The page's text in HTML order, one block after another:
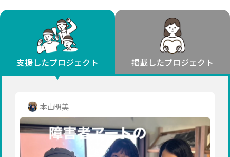
フード・農業
文化
環境・エシカル
人権・マイノリティ
社会貢献
地域からさがす 北海道・東北
北海道
宮城
秋田
北海道 青森 岩手 宮城
秋田
福島
茨城 栃木 群馬
千葉
東京
神奈川
新潟 富山
長野
岐阜 静岡 愛知
近畿
三重 滋賀 京都 大阪
兵庫
支援したプロジェクト 掲載したプロジェクト
本山明美